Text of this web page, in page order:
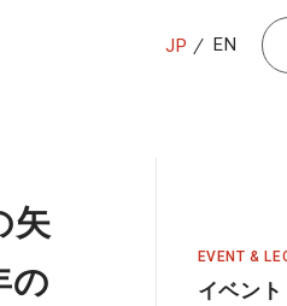
JP EN
矢
の
EVENT &
イベン